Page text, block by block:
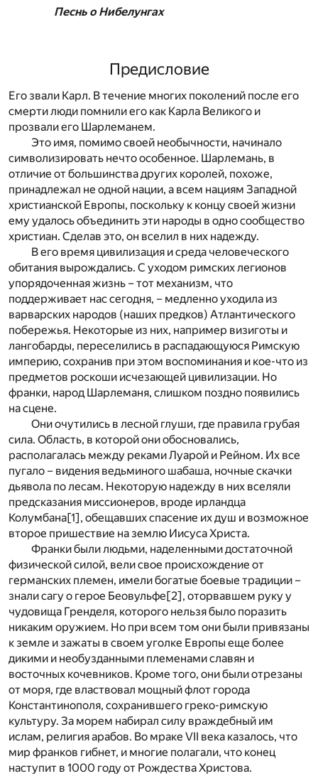
Песнь о Нибелунгах
Предисловие
Его звали Карл. В течение многих поколений после его
смерти люди помнили его как Карла Великого и
прозвали его Шарлеманем.
Это имя, помимо своей необычности, начинало
символизировать нечто особенное. Шарлемань, в
отличие от большинства других королей, похоже,
принадлежал не одной нации, а всем нациям Западной
христианской Европы, поскольку к концу своей жизни
ему удалось объединить эти народы в одно сообщество
христиан. Сделав это, он вселил в них надежду.
В его время цивилизация и среда человеческого
обитания вырождались. С уходом римских легионов
упорядоченная жизнь – тот механизм, что
поддерживает нас сегодня, – медленно уходила из
варварских народов (наших предков) Атлантического
побережья. Некоторые из них, например визиготы и
лангобарды, переселились в распадающуюся Римскую
империю, сохранив при этом воспоминания и кое-что из
предметов роскоши исчезающей цивилизации. Но
франки, народ Шарлеманя, слишком поздно появились
на сцене.
Они очутились в лесной глуши, где правила грубая
сила. Область, в которой они обосновались,
располагалась между реками Луарой и Рейном. Их все
пугало – видения ведьминого шабаша, ночные скачки
дьявола по лесам. Некоторую надежду в них вселяли
предсказания миссионеров, вроде ирландца
Колумбана[1] , обещавших спасение их душ и возможное
второе пришествие на землю Иисуса Христа.
Франки были людьми, наделенными достаточной
физической силой, вели свое происхождение от
германских племен, имели богатые боевые традиции –
знали сагу о герое Беовульфе [2] , оторвавшем руку у
чудовища Гренделя, которого нельзя было поразить
никаким оружием. Но при всем том они были привязаны
к земле и зажаты в своем уголке Европы еще более
дикими и необузданными племенами славян и
восточных кочевников. Кроме того, они были отрезаны
от моря, где властвовал мощный флот города
Константинополя, сохранившего греко-римскую
культуру. За морем набирал силу враждебный им
ислам, религия арабов. Во мраке VII века казалось, что
мир франков гибнет, и многие полагали, что конец
наступит в 1000 году от Рождества Христова.